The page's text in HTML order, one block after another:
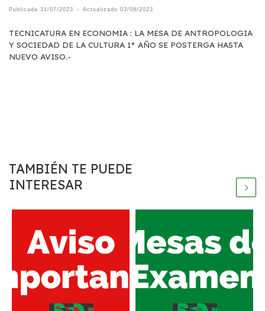
Publicada 31/07/2023 - Actualizado 03/08/2023
TECNICATURA EN ECONOMIA : LA MESA DE ANTROPOLOGIA
Y SOCIEDAD DE LA CULTURA 1° AÑO SE POSTERGA HASTA
NUEVO AVISO.-
TAMBIÉN TE PUEDE
INTERESAR